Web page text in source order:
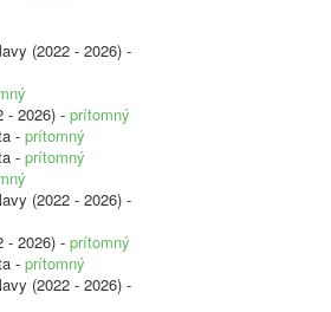
(2022 - 2026) -
- 2026) - prítomný
- prítomný
- prítomný
(2022 - 2026) -
- 2026) - prítomný
- prítomný
(2022 - 2026) -